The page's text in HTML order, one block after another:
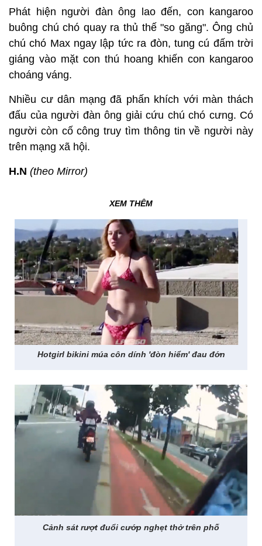
Phát hiện người đàn ông lao đến, con kangaroo
buông chú chó quay ra thủ thế "so găng". Ông chủ
chú chó Max ngay lập tức ra đòn, tung cú đấm trời
giáng vào mặt con thú hoang khiến con kangaroo
choáng váng.
Nhiều cư dân mạng đã phấn khích với màn thách
đấu của người đàn ông giải cứu chú chó cưng. Có
người còn cố công truy tìm thông tin về người này
trên mạng xã hội.
H.N (theo Mirror)
XEM THÊM
Hotgirl bikini múa côn dính 'đòn hiểm' đau đớn
Cảnh sát rượt đuổi cướp nghẹt thở trên phố